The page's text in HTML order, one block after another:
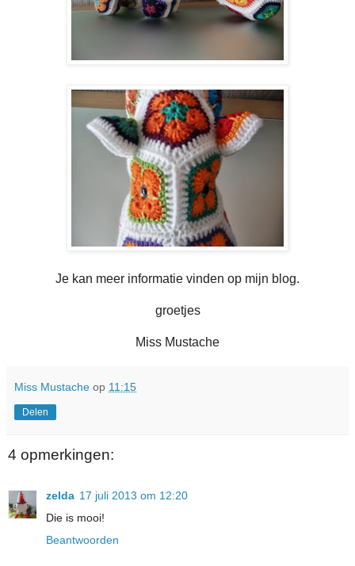
Je kan meer informatie vinden op mijn blog.
groetjes
Miss Mustache
Miss Mustache op 11:15
Delen
4 opmerkingen:
zelda 17 juli 2013 om 12:20
Die is mooi!
Beantwoorden